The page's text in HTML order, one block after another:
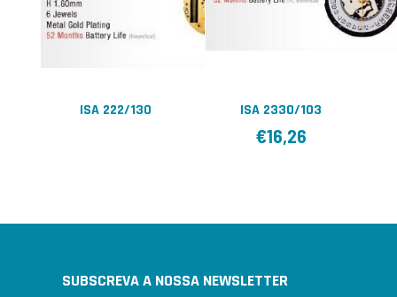
ISA 222/130 ISA 2330/103
€16,26
SUBSCREVA A NOSSA NEWSLETTER